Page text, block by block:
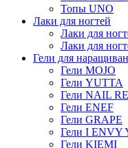
Топы UNO
Лаки для ногтей
Лаки для
Лаки для
Гели для
Гели MOJO
Гели YUTTA
Гели NAIL
Гели ENEF
Гели GRAPE
Гели I ENVY
Гели KIEMI